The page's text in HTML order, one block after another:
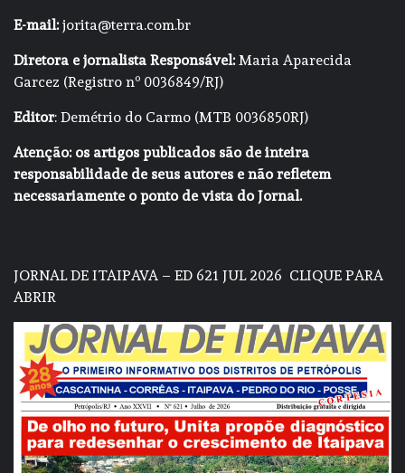
E-mail:jorita@terra.com.br
Diretora e jornalista Responsável:Maria Aparecida
Garcez (Registro nº 0036849/RJ)
Editor: Demétrio do Carmo (MTB 0036850RJ)
Atenção: os artigos publicados são de inteira
responsabilidade de seus autores e não refletem
necessariamente o ponto de vista do Jornal.
JORNAL DE ITAIPAVA – ED 621 JUL 2026 CLIQUE PARA
ABRIR